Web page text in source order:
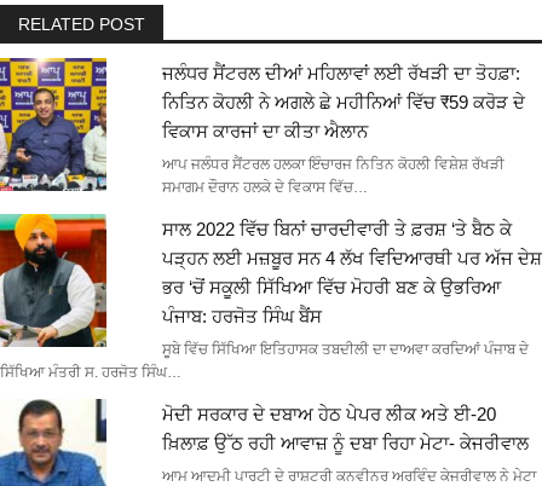
RELATED POST
ਜਲੰਧਰ ਸੈਂਟਰਲ ਦੀਆਂ ਮਹਿਲਾਵਾਂ ਲਈ ਰੱਖੜੀ ਦਾ ਤੋਹਫ਼ਾ:
ਨਿਤਿਨ ਕੋਹਲੀ ਨੇ ਅਗਲੇ ਛੇ ਮਹੀਨਿਆਂ ਵਿੱਚ ₹59 ਕਰੋੜ ਦੇ
ਵਿਕਾਸ ਕਾਰਜਾਂ ਦਾ ਕੀਤਾ ਐਲਾਨ
ਆਪ ਜਲੰਧਰ ਸੈਂਟਰਲ ਹਲਕਾ ਇੰਚਾਰਜ ਨਿਤਿਨ ਕੋਹਲੀ ਵਿਸ਼ੇਸ਼ ਰੱਖੜੀ
ਸਮਾਗਮ ਦੌਰਾਨ ਹਲਕੇ ਦੇ ਵਿਕਾਸ ਵਿੱਚ…
ਸਾਲ 2022 ਵਿੱਚ ਬਿਨਾਂ ਚਾਰਦੀਵਾਰੀ ਤੇ ਫ਼ਰਸ਼ ‘ਤੇ ਬੈਠ ਕੇ
ਪੜ੍ਹਨ ਲਈ ਮਜ਼ਬੂਰ ਸਨ 4 ਲੱਖ ਵਿਦਿਆਰਥੀ ਪਰ ਅੱਜ ਦੇਸ਼
ਭਰ ‘ਚੋਂ ਸਕੂਲੀ ਸਿੱਖਿਆ ਵਿੱਚ ਮੋਹਰੀ ਬਣ ਕੇ ਉਭਰਿਆ
ਪੰਜਾਬ: ਹਰਜੋਤ ਸਿੰਘ ਬੈਂਸ
ਸੂਬੇ ਵਿੱਚ ਸਿੱਖਿਆ ਇਤਿਹਾਸਕ ਤਬਦੀਲੀ ਦਾ ਦਾਅਵਾ ਕਰਦਿਆਂ ਪੰਜਾਬ ਦੇ
ਸਿੱਖਿਆ ਮੰਤਰੀ ਸ. ਹਰਜੋਤ ਸਿੰਘ…
ਮੋਦੀ ਸਰਕਾਰ ਦੇ ਦਬਾਅ ਹੇਠ ਪੇਪਰ ਲੀਕ ਅਤੇ ਈ-20
ਖ਼ਿਲਾਫ਼ ਉੱਠ ਰਹੀ ਆਵਾਜ਼ ਨੂੰ ਦਬਾ ਰਿਹਾ ਮੇਟਾ- ਕੇਜਰੀਵਾਲ
ਆਮ ਆਦਮੀ ਪਾਰਟੀ ਦੇ ਰਾਸ਼ਟਰੀ ਕਨਵੀਨਰ ਅਰਵਿੰਦ ਕੇਜਰੀਵਾਲ ਨੇ ਮੇਟਾ